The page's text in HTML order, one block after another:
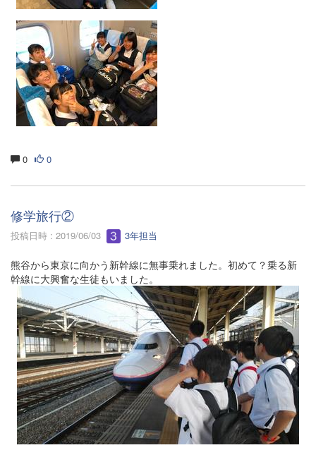
0 0
修学旅行②
投稿日時 : 2019/06/03 3年担当
熊谷から東京に向かう新幹線に無事乗れました。初めて？乗る新
幹線に大興奮な生徒もいました。